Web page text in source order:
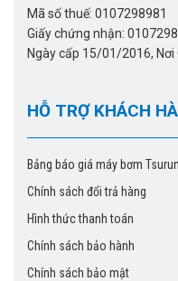
Mã số thuế: 0107298981
Giấy chứng nhận:
Ngày cấp 15/01/2016, Nơi
HỖ TRỢ KHÁCH
Bảng báo giá máy bơm
Chính sách đổi trả hàng
Hình thức thanh toán
Chính sách bảo hành
Chính sách bảo mật